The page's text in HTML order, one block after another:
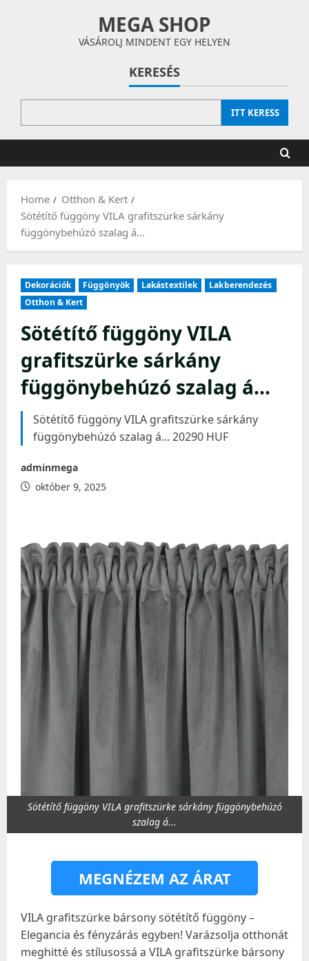
MEGA SHOP
VÁSÁROLJ MINDENT EGY HELYEN
KERESÉS
ITT KERESS
Home
Otthon & Kert
Sötétítő függöny VILA grafitszürke sárkány
függönybehúzó szalag á…
Dekorációk Függönyök Lakástextilek
Lakberendezés
Otthon & Kert
Sötétítő függöny VILA
grafitszürke sárkány
függönybehúzó szalag á…
Sötétítő függöny VILA grafitszürke sárkány
függönybehúzó szalag á... 20290 HUF
adminmega
október 9, 2025
Sötétítő függöny VILA grafitszürke sárkány függönybehúzó
szalag á...
MEGNÉZEM AZ ÁRAT
VILA grafitszürke bársony sötétítő függöny –
Elegancia és fényzárás egyben! Varázsolja otthonát
meghitté és stílusossá a VILA grafitszürke bársony